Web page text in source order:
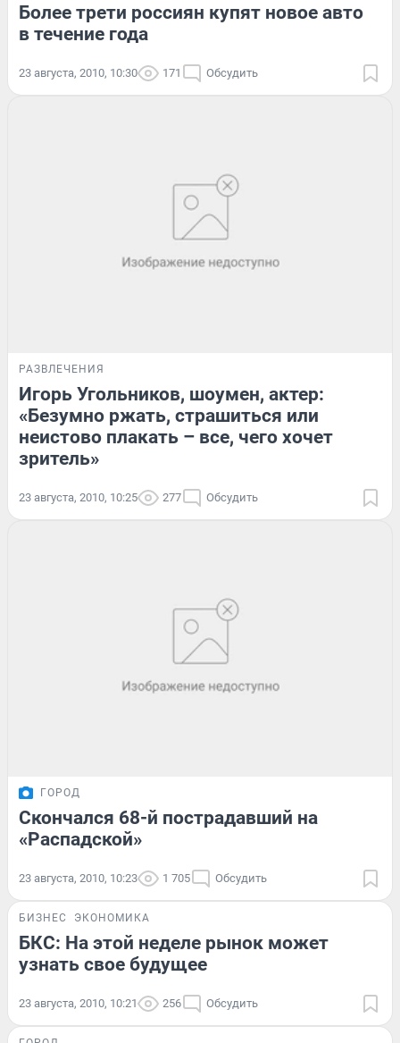
Более трети россиян купят новое авто
в течение года
23 августа, 2010, 10:30 171 Обсудить
РАЗВЛЕЧЕНИЯ
Игорь Угольников, шоумен, актер:
«Безумно ржать, страшиться или
неистово плакать – все, чего хочет
зритель»
23 августа, 2010, 10:25 277 Обсудить
ГОРОД
Скончался 68-й пострадавший на
«Распадской»
23 августа, 2010, 10:23 1 705 Обсудить
БИЗНЕС ЭКОНОМИКА
БКС: На этой неделе рынок может
узнать свое будущее
23 августа, 2010, 10:21 256 Обсудить